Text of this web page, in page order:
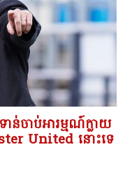
ចាប់អារម្មណ៍ក្លាយ
United នោះទេ